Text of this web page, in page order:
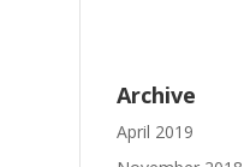
Archive
April 2019